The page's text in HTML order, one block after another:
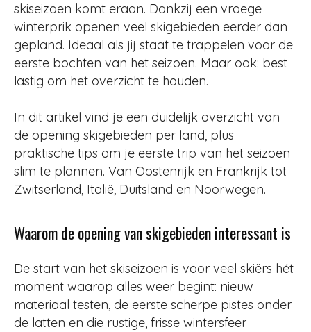
skiseizoen komt eraan. Dankzij een vroege
winterprik openen veel skigebieden eerder dan
gepland. Ideaal als jij staat te trappelen voor de
eerste bochten van het seizoen. Maar ook: best
lastig om het overzicht te houden.
In dit artikel vind je een duidelijk overzicht van
de opening skigebieden per land, plus
praktische tips om je eerste trip van het seizoen
slim te plannen. Van Oostenrijk en Frankrijk tot
Zwitserland, Italië, Duitsland en Noorwegen.
Waarom de opening van skigebieden interessant is
De start van het skiseizoen is voor veel skiërs hét
moment waarop alles weer begint: nieuw
materiaal testen, de eerste scherpe pistes onder
de latten en die rustige, frisse wintersfeer